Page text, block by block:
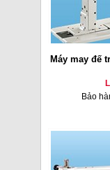
Máy may đế
Bảo